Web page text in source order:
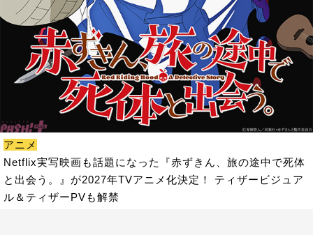
アニメ
Netflix実写映画も話題になった『赤ずきん、旅の途中で死体
と出会う。』が2027年TVアニメ化決定！ ティザービジュア
ル＆ティザーPVも解禁